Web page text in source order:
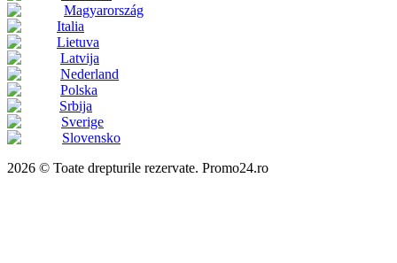
Magyarország
Italia
Lietuva
Latvija
Nederland
Polska
Srbija
Sverige
Slovensko
2026 © Toate drepturile rezervate. Promo24.ro